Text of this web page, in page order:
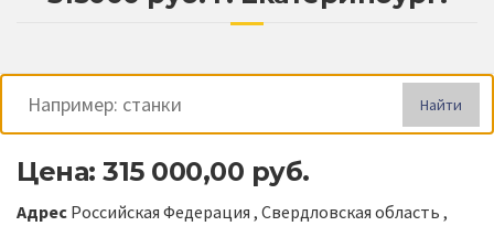
Найти
Цена: 315 000,00 руб.
Адрес Российская Федерация , Свердловская область ,